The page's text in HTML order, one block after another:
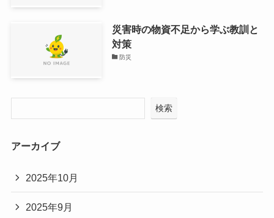
災害時の物資不足から学ぶ教訓と
対策
防災
検索
アーカイブ
2025年10月
2025年9月